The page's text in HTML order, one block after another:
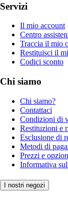
Servizi
Il mio account
Centro
Traccia il mio
Restituisci il
Codici sconto
Chi siamo
Chi siamo?
Contattaci
Condizioni di
Restituzioni e
Esclusione di
Metodi di
Prezzi e
Informativa
I nostri negozi